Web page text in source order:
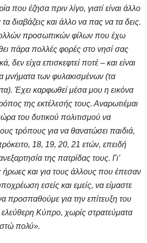
που έζησα πριν λίγο, γιατί είναι άλλο
διαβάζεις και άλλο να πας να τα δεις.
προσωπικών φίλων που έχω
πάρα πολλές φορές στο νησί σας
δεν είχα επισκεφτεί ποτέ – και είναι
μνήματα των φυλακισμένων (τα
Έχει καρφωθεί μέσα μου η εικόνα
της εκτέλεσής τους. Αναρωτιέμαι
του δυτικού πολιτισμού να
τρόπους για να θανατώσει παιδιά,
18, 19, 20, 21 ετών, επειδή
της πατρίδας τους. Γι’
ήρωες και για τους άλλους που έπεσαν
εσείς και εμείς, να είμαστε
προσπαθούμε για την επίτευξη του
Κύπρο, χωρίς στρατεύματα
πολύ».